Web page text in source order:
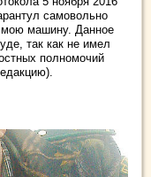
самовольно
мою машину. Данное
так как не имел
полномочий